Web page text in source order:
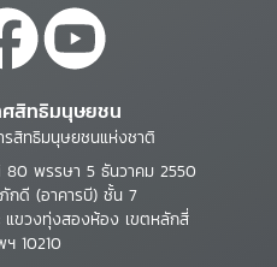
ศสิทธิมนุษยชน
สิทธิมนุษยชนแห่งชาติ
80 พรรษา 5 ธันวาคม 2550
กดี (อาคารบี) ชั้น 7
ขวงทุ่งสองห้อง เขตหลักสี่
10210